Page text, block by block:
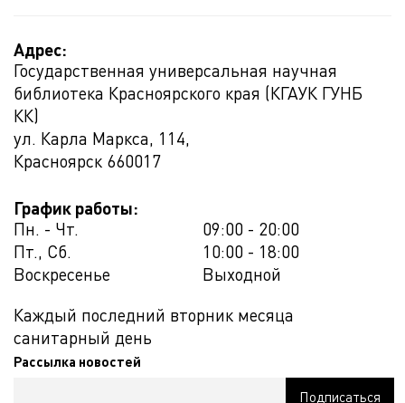
Адрес:
Государственная универсальная научная
библиотека Красноярского края (КГАУК ГУНБ
КК)
ул. Карла Маркса, 114,
Красноярск 660017
График работы:
Пн. - Чт.
09:00 - 20:00
Пт., Сб.
10:00 - 18:00
Воскресенье
Выходной
Каждый последний вторник месяца
санитарный день
Рассылка новостей